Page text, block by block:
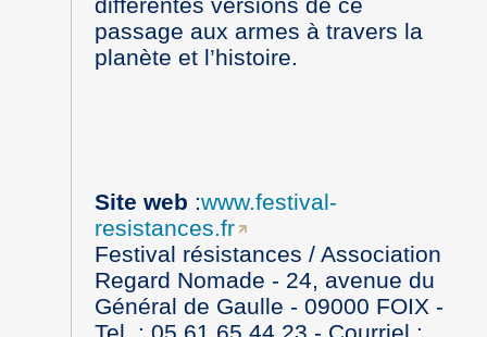
différentes versions de ce
passage aux armes à travers la
planète et l’histoire.
Site web :www.festival-
resistances.fr
Festival résistances / Association
Regard Nomade - 24, avenue du
Général de Gaulle - 09000 FOIX -